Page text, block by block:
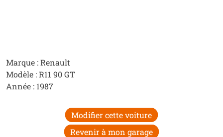
Marque : Renault
Modèle : R11 90 GT
Année : 1987
Modifier cette voiture
Revenir à mon garage